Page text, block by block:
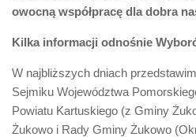
owocną współpracę dla dobra
Kilka informacji odnośnie
W najbliższych dniach
Sejmiku Województwa
Powiatu Kartuskiego (z Gminy
Żukowo i Rady Gminy Żukowo